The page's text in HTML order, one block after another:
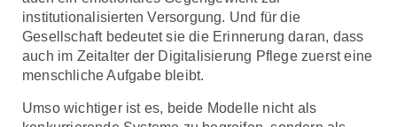
institutionalisierten Versorgung. Und für die
Gesellschaft bedeutet sie die Erinnerung daran, dass
auch im Zeitalter der Digitalisierung Pflege zuerst eine
menschliche Aufgabe bleibt.
Umso wichtiger ist es, beide Modelle nicht als